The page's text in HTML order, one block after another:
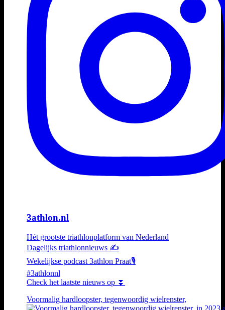
3athlon.nl
Hét grootste triathlonplatform van Nederland
Dagelijks triathlonnieuws ✍️
Wekelijkse podcast 3athlon Praat🎙️
#3athlonnl
Check het laatste nieuws op ⏬
Voormalig hardloopster, tegenwoordig wielrenster,